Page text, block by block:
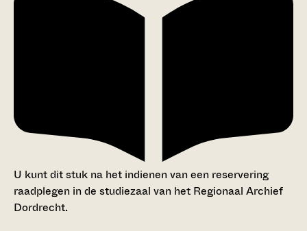
U kunt dit stuk na het indienen van een reservering
raadplegen in de studiezaal van het Regionaal Archief
Dordrecht.